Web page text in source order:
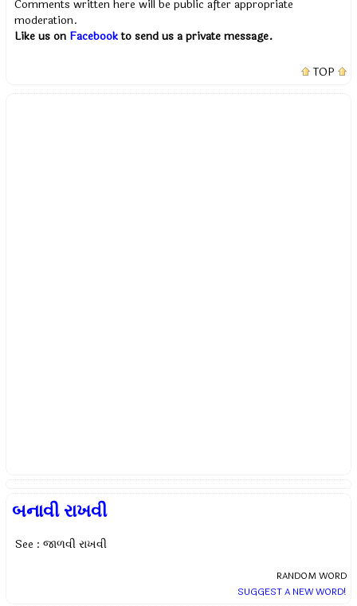
Comments written here will be public after appropriate
moderation.
Like us on Facebookto send us a private message.
TOP
બનાવી રાખવી
See : જાળવી રાખવી
RANDOM WORD
SUGGEST A NEW WORD!